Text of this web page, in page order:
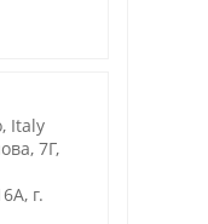
Italy
7Г,
г.